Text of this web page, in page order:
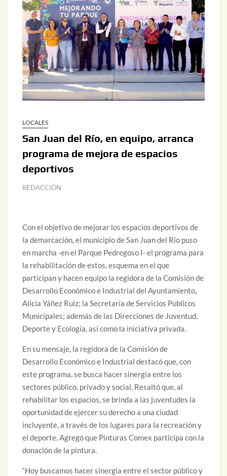
LOCALES
San Juan del Río, en equipo, arranca
programa de mejora de espacios
deportivos
REDACCIÓN
Con el objetivo de mejorar los espacios deportivos de
la demarcación, el municipio de San Juan del Río puso
en marcha -en el Parque Pedregoso I- el programa para
la rehabilitación de estos, esquema en el que
participan y hacen equipo la regidora de la Comisión de
Desarrollo Económico e Industrial del Ayuntamiento,
Alicia Yáñez Ruiz; la Secretaría de Servicios Públicos
Municipales; además de las Direcciones de Juventud,
Deporte y Ecología, así como la iniciativa privada.
En su mensaje, la regidora de la Comisión de
Desarrollo Económico e Industrial destacó que, con
este programa, se busca hacer sinergia entre los
sectores público, privado y social. Resaltó que, al
rehabilitar los espacios, se brinda a las juventudes la
oportunidad de ejercer su derecho a una ciudad
incluyente, a través de los lugares para la recreación y
el deporte. Agregó que Pinturas Comex participa con la
donación de la pintura.
“Hoy buscamos hacer sinergia entre el sector público y